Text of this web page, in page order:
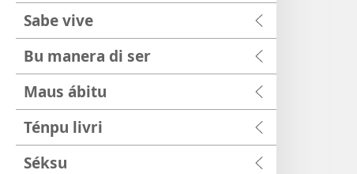
Sabe vive
Bu manera di ser
Maus ábitu
Ténpu livri
Séksu